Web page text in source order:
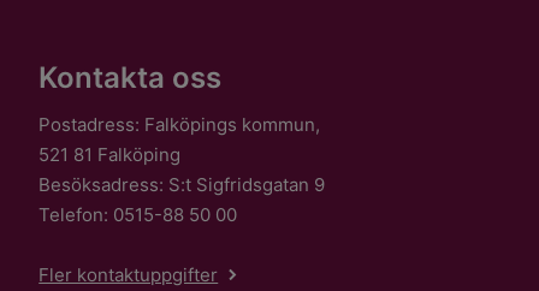
Kontakta oss
Postadress: Falköpings kommun,
521 81 Falköping
Besöksadress: S:t Sigfridsgatan 9
Telefon: 0515-88 50 00
Fler kontaktuppgifter